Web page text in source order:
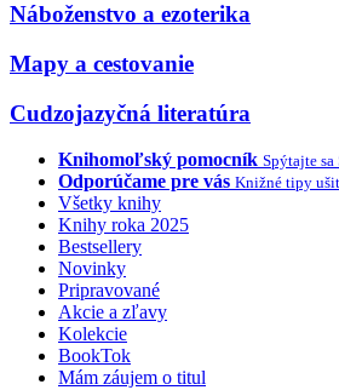
Náboženstvo a ezoterika
Mapy a cestovanie
Cudzojazyčná literatúra
Knihomoľský pomocník Spýtajte
Odporúčame pre vás Knižné tipy
Všetky knihy
Knihy roka 2025
Bestsellery
Novinky
Pripravované
Akcie a zľavy
Kolekcie
BookTok
Mám záujem o titul